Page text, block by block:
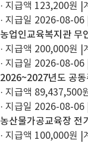
· 지급액 123,200원
· 지급일 2026-08-06
농업인교육복지관 무
· 지급액 200,000원
· 지급일 2026-08-06
2026~2027년도 공
· 지급액 89,437,500
· 지급일 2026-08-06
농산물가공교육장 전
· 지급액 100,000원